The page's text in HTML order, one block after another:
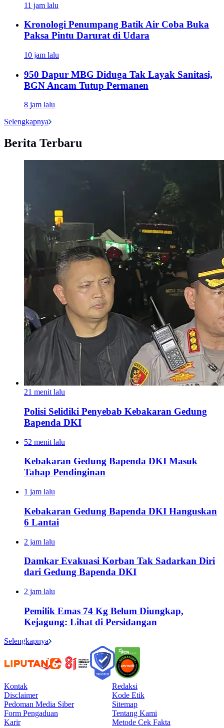
11 jam lalu
Kronologi Penumpang Batik Air Coba Buka
Paksa Pintu Darurat di Udara
10 jam lalu
950 Dapur MBG Diduga Tak Layak Sanitasi,
BGN Ancam Tutup Permanen
8 jam lalu
Selengkapnya
Berita Terbaru
21 menit lalu
Polisi Selidiki Penyebab Kebakaran Gedung
Bapenda DKI
52 menit lalu
Kebakaran Gedung Bapenda DKI Masuk
Tahap Pendinginan
1 jam lalu
Kebakaran Gedung Bapenda DKI Hanguskan
6 Lantai
2 jam lalu
Damkar Evakuasi Korban Tak Sadarkan Diri
dari Gedung Bapenda DKI
2 jam lalu
Pemilik Emas 74 Kg Belum Diungkap,
Kejagung: Lihat di Persidangan
Selengkapnya
Kontak
Redaksi
Disclaimer
Kode Etik
Pedoman Media Siber
Sitemap
Form Pengaduan
Tentang Kami
Karir
Metode Cek Fakta